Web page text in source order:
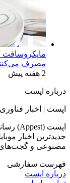
3 روز پیش